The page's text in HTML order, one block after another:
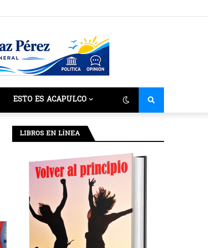
ESTO ES ACAPULCO
LIBROS EN LÍNEA